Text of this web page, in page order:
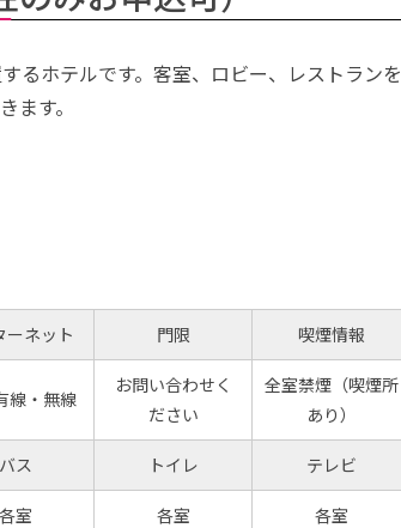
るホテルです。客室、ロビー、レストランを
ます。
ーネット 門限 喫煙情報
線・無線
お問い合わせく
ださい
全室禁煙（喫煙所
あり）
バス トイレ テレビ
各室 各室 各室